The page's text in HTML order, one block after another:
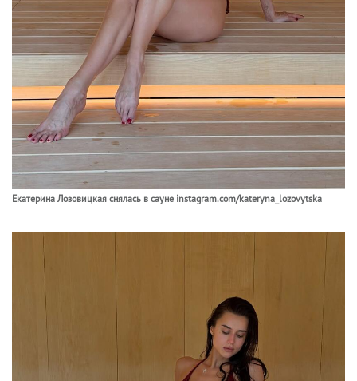
Екатерина Лозовицкая снялась в сауне instagram.com/kateryna_lozovytska